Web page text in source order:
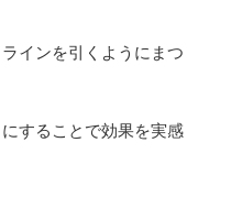
インを引くようにまつ
することで効果を実感